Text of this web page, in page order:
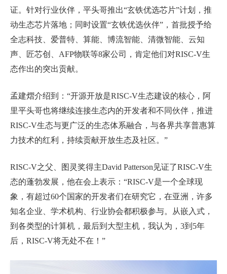
证。针对行业伙伴，平头哥推出“玄铁优选芯片”计划，推
动生态芯片落地；同时设置“玄铁优选伙伴”，首批授予给
全志科技、爱普特、算能、博流智能、清微智能、云知
声、匠芯创、 AFP物联等8家公司，肯定他们对RISC-V生
态作出的突出贡献。
孟建熠介绍到：“开源开放是RISC-V生态建设的核心，阿
里平头哥也将继续连接生态内的开发者和不同伙伴，推进
RISC-V生态与更广泛的生态体系融合，与各界共享普惠算
力技术的红利，持续贡献开放生态及社区。”
RISC-V之父、图灵奖得主David Patterson 见证了RISC-V生
态的蓬勃发展，他在会上表示：“RISC-V是一个全球现
象，有超过60个国家的开发者们在研究它，在亚洲，许多
知名企业、学术机构、行业协会都积极参与。从嵌入式，
到各类型的计算机，最后到大型主机，我认为， 3到 5年
后， RISC-V将无处不在！”